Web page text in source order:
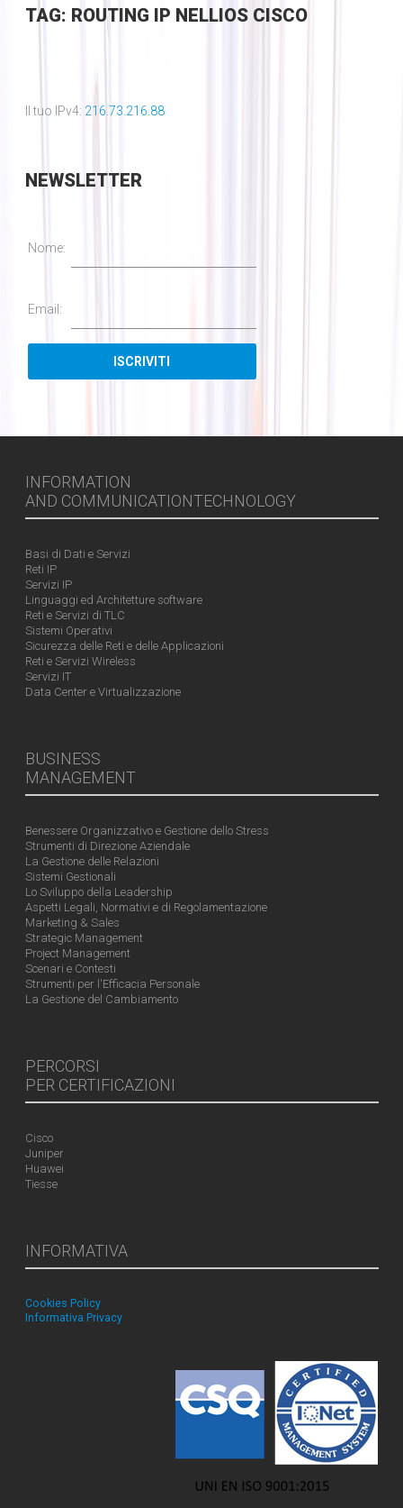
TAG: ROUTING IP NELLIOS CISCO
Il tuo IPv4: 216.73.216.88
NEWSLETTER
Nome:
Email:
INFORMATION
AND COMMUNICATIONTECHNOLOGY
Basi di Dati e Servizi
Reti IP
Servizi IP
Linguaggi ed Architetture software
Reti e Servizi di TLC
Sistemi Operativi
Sicurezza delle Reti e delle Applicazioni
Reti e Servizi Wireless
Servizi IT
Data Center e Virtualizzazione
BUSINESS
MANAGEMENT
Benessere Organizzativo e Gestione dello Stress
Strumenti di Direzione Aziendale
La Gestione delle Relazioni
Sistemi Gestionali
Lo Sviluppo della Leadership
Aspetti Legali, Normativi e di Regolamentazione
Marketing & Sales
Strategic Management
Project Management
Scenari e Contesti
Strumenti per l'Efficacia Personale
La Gestione del Cambiamento
PERCORSI
PER CERTIFICAZIONI
Cisco
Juniper
Huawei
Tiesse
INFORMATIVA
Cookies Policy
Informativa Privacy